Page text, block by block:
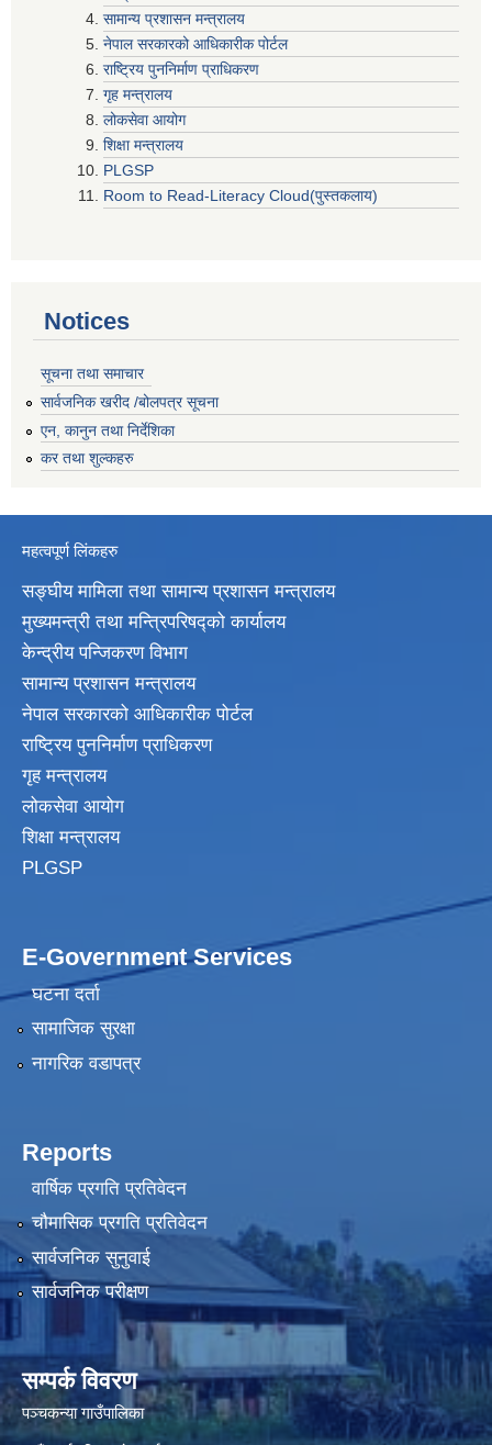
सामान्य प्रशासन मन्त्रालय
नेपाल सरकारको आधिकारीक पोर्टल
राष्ट्रिय पुननिर्माण प्राधिकरण
गृह मन्त्रालय
लोकसेवा आयोग
शिक्षा मन्त्रालय
PLGSP
Room to Read-Literacy Cloud(पुस्तकलाय)
Notices
सूचना तथा समाचार
सार्वजनिक खरीद /बोलपत्र सूचना
एन, कानुन तथा निर्देशिका
कर तथा शुल्कहरु
महत्वपूर्ण लिंकहरु
सङ्घीय मामिला तथा सामान्य प्रशासन मन्त्रालय
मुख्यमन्त्री तथा मन्त्रिपरिषद्‍को कार्यालय
केन्द्रीय पन्जिकरण विभाग
सामान्य प्रशासन मन्त्रालय
नेपाल सरकारको आधिकारीक पोर्टल
राष्ट्रिय पुननिर्माण प्राधिकरण
गृह मन्त्रालय
लोकसेवा आयोग
शिक्षा मन्त्रालय
PLGSP
E-Government Services
घटना दर्ता
सामाजिक सुरक्षा
नागरिक वडापत्र
Reports
वार्षिक प्रगति प्रतिवेदन
चौमासिक प्रगति प्रतिवेदन
सार्वजनिक सुनुवाई
सार्वजनिक परीक्षण
सम्पर्क विवरण
पञ्‍चकन्या गाउँपालिका